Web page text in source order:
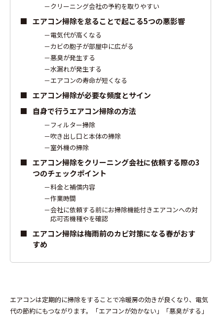
クリーニング会社の予約を取りやすい
エアコン掃除を怠ることで起こる5つの悪影響
電気代が高くなる
カビの胞子が部屋中に広がる
悪臭が発生する
水漏れが発生する
エアコンの寿命が短くなる
エアコン掃除が必要な頻度とサイン
自身で行うエアコン掃除の方法
フィルター掃除
吹き出し口と本体の掃除
室外機の掃除
エアコン掃除をクリーニング会社に依頼する際の3
つのチェックポイント
料金と補償内容
作業時間
会社に依頼する前にお掃除機能付きエアコンへの対
応可否機種やを確認
エアコン掃除は梅雨前のカビ対策になる春がおす
すめ
エアコンは定期的に掃除をすることで冷暖房の効きが良くなり、電気
代の節約にもつながります。「エアコンが効かない」「悪臭がする」